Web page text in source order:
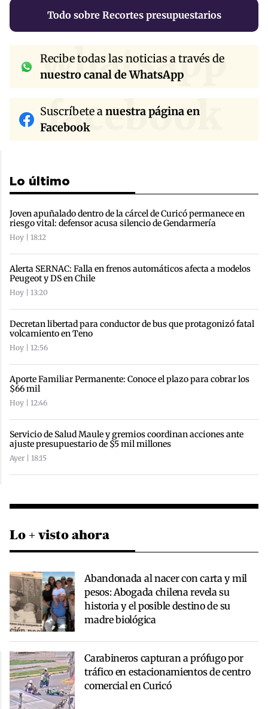
Todo sobre Recortes presupuestarios
whatsapp
Recibe todas las noticias a través de
nuestro canal de WhatsApp
facebook
Suscríbete anuestra página en
Facebook
Lo último
Joven apuñalado dentro de la cárcel de Curicó permanece en
riesgo vital: defensor acusa silencio de Gendarmería
Hoy | 18:12
Alerta SERNAC: Falla en frenos automáticos afecta a modelos
Peugeot y DS en Chile
Hoy | 13:20
Decretan libertad para conductor de bus que protagonizó fatal
volcamiento en Teno
Hoy | 12:56
Aporte Familiar Permanente: Conoce el plazo para cobrar los
$66 mil
Hoy | 12:46
Servicio de Salud Maule y gremios coordinan acciones ante
ajuste presupuestario de $5 mil millones
Ayer | 18:15
Lo + visto ahora
Abandonada al nacer con carta y mil
pesos: Abogada chilena revela su
historia y el posible destino de su
madre biológica
Carabineros capturan a prófugo por
tráfico en estacionamientos de centro
comercial en Curicó